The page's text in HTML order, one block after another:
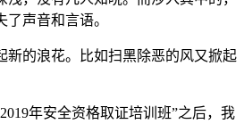
，没有几人知晓。而涉入其中的，
声音和言语。
新的浪花。比如扫黑除恶的风又掀起